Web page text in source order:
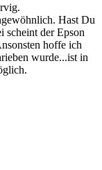
Hast Du
scheint der Epson
hoffe ich
wurde...ist in